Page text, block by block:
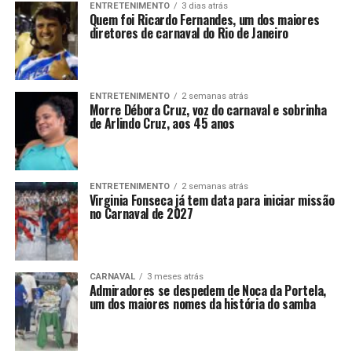
ENTRETENIMENTO 3 dias atrás
Quem foi Ricardo Fernandes, um dos maiores
diretores de carnaval do Rio de Janeiro
ENTRETENIMENTO 2 semanas atrás
Morre Débora Cruz, voz do carnaval e sobrinha
de Arlindo Cruz, aos 45 anos
ENTRETENIMENTO 2 semanas atrás
Virginia Fonseca já tem data para iniciar missão
no Carnaval de 2027
CARNAVAL 3 meses atrás
Admiradores se despedem de Noca da Portela,
um dos maiores nomes da história do samba